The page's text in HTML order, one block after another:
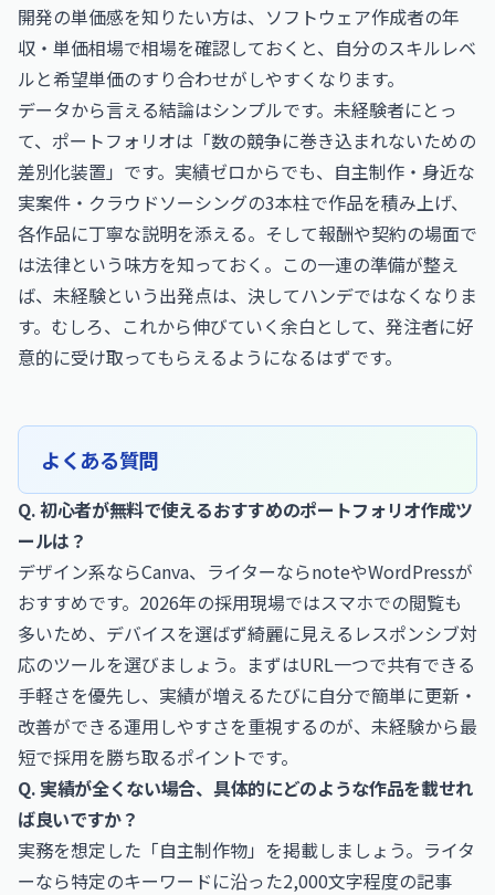
開発の単価感を知りたい方は、 ソフトウェア作成者の年
収・単価相場で相場を確認しておくと、自分のスキルレベ
ルと希望単価のすり合わせがしやすくなります。
データから言える結論はシンプルです。未経験者にとっ
て、ポートフォリオは「数の競争に巻き込まれないための
差別化装置」です。実績ゼロからでも、自主制作・身近な
実案件・クラウドソーシングの3本柱で作品を積み上げ、
各作品に丁寧な説明を添える。そして報酬や契約の場面で
は法律という味方を知っておく。この一連の準備が整え
ば、未経験という出発点は、決してハンデではなくなりま
す。むしろ、これから伸びていく余白として、発注者に好
意的に受け取ってもらえるようになるはずです。
よくある質問
Q. 初心者が無料で使えるおすすめのポートフォリオ作成ツ
ールは？
デザイン系ならCanva、ライターならnoteやWordPressが
おすすめです。2026年の採用現場ではスマホでの閲覧も
多いため、デバイスを選ばず綺麗に見えるレスポンシブ対
応のツールを選びましょう。まずはURL一つで共有できる
手軽さを優先し、実績が増えるたびに自分で簡単に更新・
改善ができる運用しやすさを重視するのが、未経験から最
短で採用を勝ち取るポイントです。
Q. 実績が全くない場合、具体的にどのような作品を載せれ
ば良いですか？
実務を想定した「自主制作物」を掲載しましょう。ライタ
ーなら特定のキーワードに沿った2,000文字程度の記事